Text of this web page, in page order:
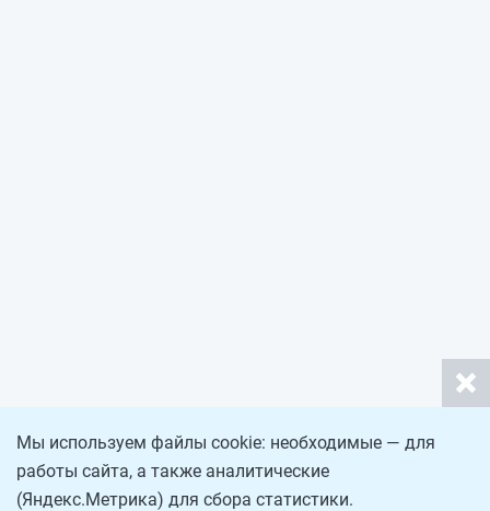
Мы используем файлы cookie: необходимые — для
работы сайта, а также аналитические
(Яндекс.Метрика) для сбора статистики.